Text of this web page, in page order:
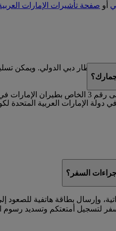
أو صفحة تأشيرات الإمارات
إلى مطار دبي الدولي. ويمكن
يمكنكم حجز خدمة توصيل الأمتعة لدى
الإمارات العربية المتحدة
السفر؟
وإرسال بطاقة هاتفية
لتسجيل أمتعتكم وتسديد